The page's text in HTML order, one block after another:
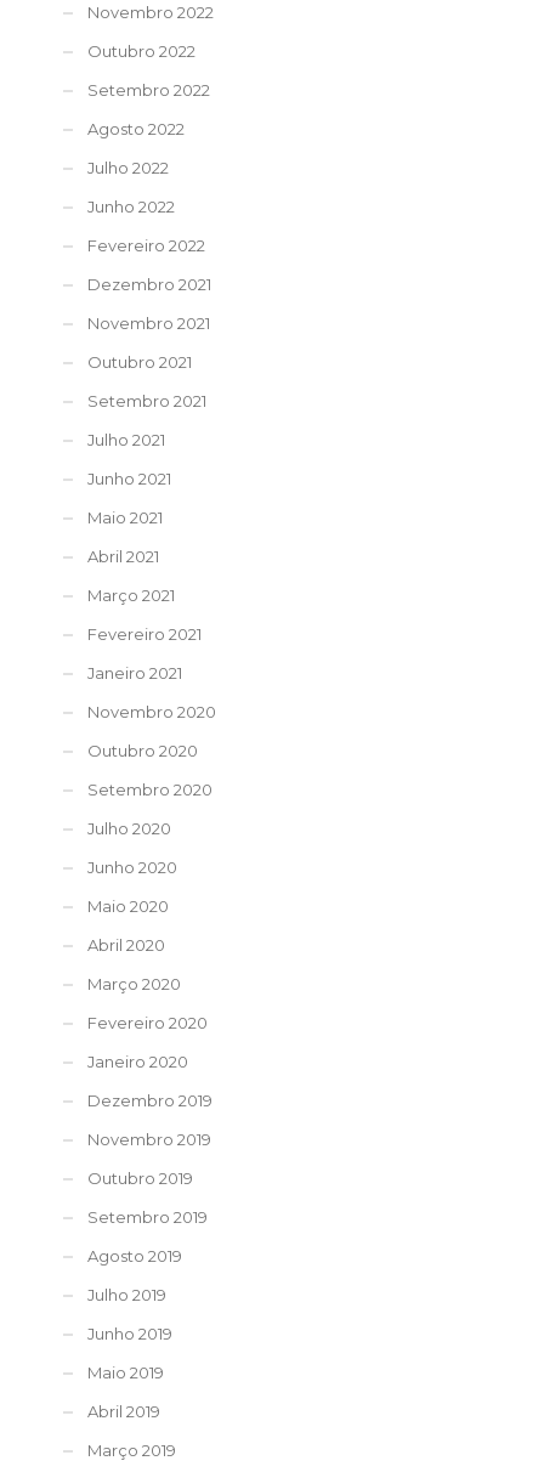
Novembro 2022
Outubro 2022
Setembro 2022
Agosto 2022
Julho 2022
Junho 2022
Fevereiro 2022
Dezembro 2021
Novembro 2021
Outubro 2021
Setembro 2021
Julho 2021
Junho 2021
Maio 2021
Abril 2021
Março 2021
Fevereiro 2021
Janeiro 2021
Novembro 2020
Outubro 2020
Setembro 2020
Julho 2020
Junho 2020
Maio 2020
Abril 2020
Março 2020
Fevereiro 2020
Janeiro 2020
Dezembro 2019
Novembro 2019
Outubro 2019
Setembro 2019
Agosto 2019
Julho 2019
Junho 2019
Maio 2019
Abril 2019
Março 2019